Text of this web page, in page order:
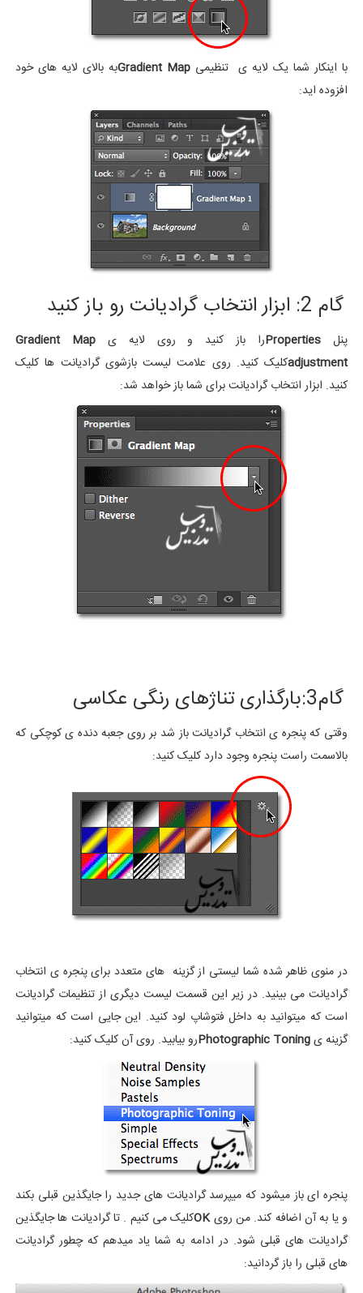
با اینکار شما یک لایه ی تنظیمی Gradient Mapبه بالای لایه های خود
افزوده اید:
گام 2: ابزار انتخاب گرادیانت رو باز کنید
پنل Propertiesرا باز کنید و روی لایه یGradient Map
adjustmentکلیک کنید. روی علامت لیست بازشوی گرادیانت ها کلیک
کنید. ابزار انتخاب گرادیانت برای شما باز خواهد شد:
گام3:بارگذاری تناژهای رنگی عکاسی
وقتی که پنجره ی انتخاب گرادیانت باز شد بر روی جعبه دنده ی کوچکی که
بالاسمت راست پنجره وجود دارد کلیک کنید:
در منوی ظاهر شده شما لیستی از گزینه های متعدد برای پنجره ی انتخاب
گرادیانت می بینید. در زیر این قسمت لیست دیگری از تنظیمات گرادیانت
است که میتوانید به داخل فتوشاپ لود کنید. این جایی است که میتوانید
گزینه یPhotographic Toningرو بیابید. روی آن کلیک کنید:
پنجره ای باز میشود که میپرسد گرادیانت های جدید را جایگذین قبلی بکند
و یا به آن اضافه کند. من رویOKکلیک می کنیم . تا گرادیانت ها جایگذین
گرادیانت های قبلی شود. در ادامه به شما یاد میدهم که چطور گرادیانت
های قبلی را باز گردانید: